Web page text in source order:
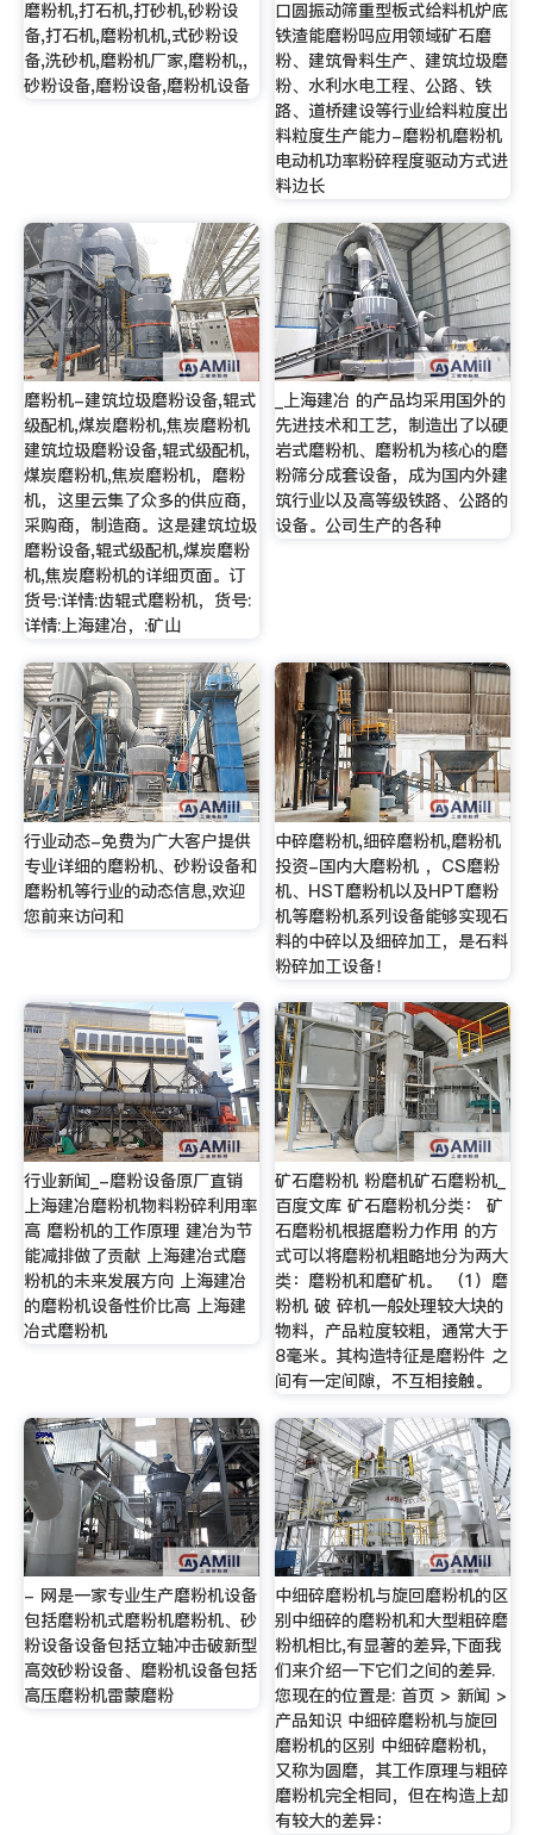
磨粉机,打石机,打砂机,砂粉设
备,打石机,磨粉机机,式砂粉设
备,洗砂机,磨粉机厂家,磨粉机,,
砂粉设备,磨粉设备,磨粉机设备
口圆振动筛重型板式给料机炉底
铁渣能磨粉吗应用领域矿石磨
粉、建筑骨料生产、建筑垃圾磨
粉、水利水电工程、公路、铁
路、道桥建设等行业给料粒度出
料粒度生产能力-磨粉机磨粉机
电动机功率粉碎程度驱动方式进
料边长
磨粉机-建筑垃圾磨粉设备,辊式
级配机,煤炭磨粉机,焦炭磨粉机
建筑垃圾磨粉设备,辊式级配机,
煤炭磨粉机,焦炭磨粉机，磨粉
机，这里云集了众多的供应商，
采购商，制造商。这是建筑垃圾
磨粉设备,辊式级配机,煤炭磨粉
机,焦炭磨粉机的详细页面。订
货号:详情:齿辊式磨粉机，货号:
详情:上海建冶，:矿山
_上海建冶 的产品均采用国外的
先进技术和工艺，制造出了以硬
岩式磨粉机、磨粉机为核心的磨
粉筛分成套设备，成为国内外建
筑行业以及高等级铁路、公路的
设备。公司生产的各种
行业动态-免费为广大客户提供
专业详细的磨粉机、砂粉设备和
磨粉机等行业的动态信息,欢迎
您前来访问和
中碎磨粉机,细碎磨粉机,磨粉机
投资-国内大磨粉机 ，CS磨粉
机、HST磨粉机以及HPT磨粉
机等磨粉机系列设备能够实现石
料的中碎以及细碎加工，是石料
粉碎加工设备！
行业新闻_-磨粉设备原厂直销
上海建冶磨粉机物料粉碎利用率
高 磨粉机的工作原理 建冶为节
能减排做了贡献 上海建冶式磨
粉机的未来发展方向 上海建冶
的磨粉机设备性价比高 上海建
冶式磨粉机
矿石磨粉机 粉磨机矿石磨粉机_
百度文库 矿石磨粉机分类： 矿
石磨粉机根据磨粉力作用 的方
式可以将磨粉机粗略地分为两大
类：磨粉机和磨矿机。 （1）磨
粉机 破 碎机一般处理较大块的
物料，产品粒度较粗，通常大于
8毫米。其构造特征是磨粉件 之
间有一定间隙，不互相接触。
- 网是一家专业生产磨粉机设备
包括磨粉机式磨粉机磨粉机、砂
粉设备设备包括立轴冲击破新型
高效砂粉设备、磨粉机设备包括
高压磨粉机雷蒙磨粉
中细碎磨粉机与旋回磨粉机的区
别中细碎的磨粉机和大型粗碎磨
粉机相比,有显著的差异,下面我
们来介绍一下它们之间的差异.
您现在的位置是: 首页 > 新闻 >
产品知识 中细碎磨粉机与旋回
磨粉机的区别 中细碎磨粉机，
又称为圆磨，其工作原理与粗碎
磨粉机完全相同，但在构造上却
有较大的差异：